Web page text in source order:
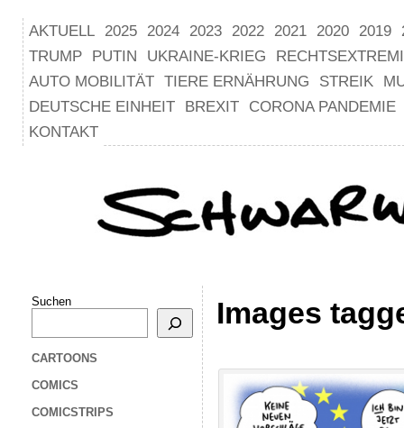
AKTUELL 2025 2024 2023 2022 2021 2020 2019
TRUMP
PUTIN UKRAINE-KRIEG
AUTO MOBILITÄT TIERE ERNÄHRUNG STREIK
DEUTSCHE EINHEIT
BREXIT
CORONA PANDEMIE
KONTAKT
Suchen
CARTOONS
COMICS
COMICSTRIPS
Images